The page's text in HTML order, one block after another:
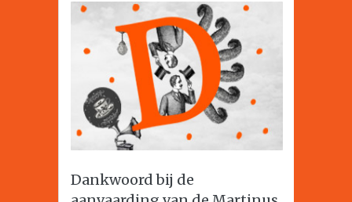
Dankwoord bij de